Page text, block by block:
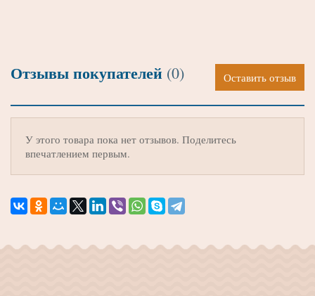
Отзывы покупателей (0) Оставить отзыв
У этого товара пока нет отзывов. Поделитесь
впечатлением первым.